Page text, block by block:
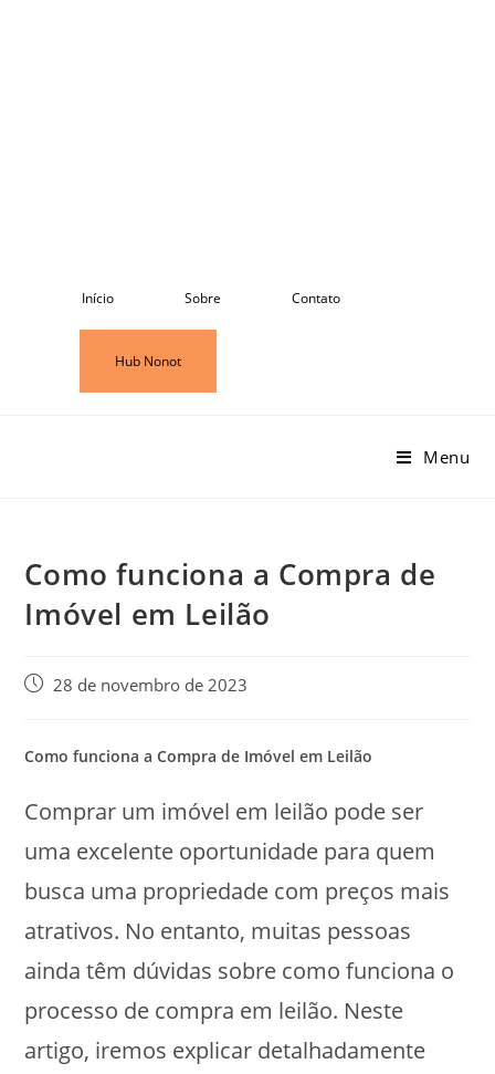
Início Sobre Contato
Hub Nonot
Menu
Como funciona a Compra de
Imóvel em Leilão
Post28 de novembro de 2023
Como funciona a Compra de Imóvel em Leilão
Comprar um imóvel em leilão pode ser
uma excelente oportunidade para quem
busca uma propriedade com preços mais
atrativos. No entanto, muitas pessoas
ainda têm dúvidas sobre como funciona o
processo de compra em leilão. Neste
artigo, iremos explicar detalhadamente